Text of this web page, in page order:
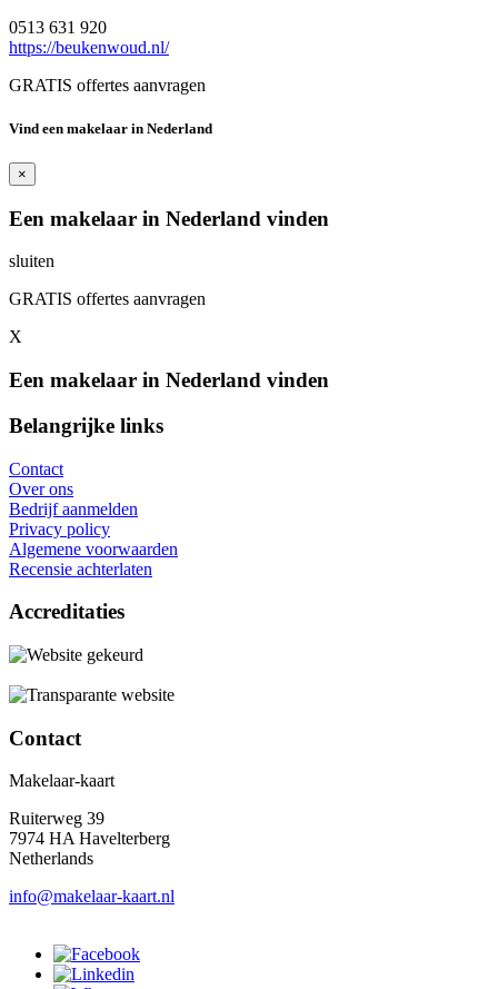
0513 631 920
https://beukenwoud.nl/
GRATIS offertes aanvragen
Vind een makelaar in Nederland
×
Een makelaar in Nederland vinden
sluiten
GRATIS offertes aanvragen
X
Een makelaar in Nederland vinden
Belangrijke links
Contact
Over ons
Bedrijf aanmelden
Privacy policy
Algemene voorwaarden
Recensie achterlaten
Accreditaties
Contact
Makelaar-kaart
Ruiterweg 39
7974 HA Havelterberg
Netherlands
info@makelaar-kaart.nl